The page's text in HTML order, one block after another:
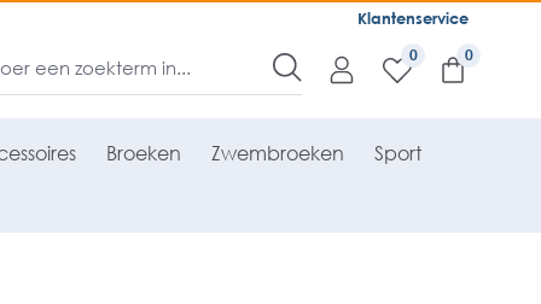
Klantenservice
0
Broeken Zwembroeken Sport